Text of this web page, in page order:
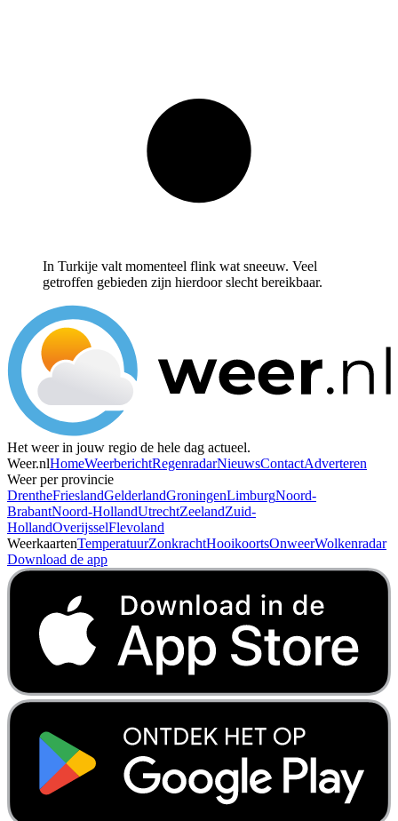
In Turkije valt momenteel flink wat sneeuw. Veel
getroffen gebieden zijn hierdoor slecht bereikbaar.
Het weer in jouw regio de hele dag actueel.
Weer.nlHomeWeerberichtRegenradarNieuwsContactAdverteren
Weer per provincie
DrentheFrieslandGelderlandGroningenLimburgNoord-
BrabantNoord-HollandUtrechtZeelandZuid-
HollandOverijsselFlevoland
WeerkaartenTemperatuurZonkrachtHooikoortsOnweerWolkenradar
Download de app